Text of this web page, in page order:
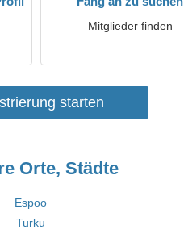
Mitglieder finden
starten
Orte, Städte
Espoo
Turku